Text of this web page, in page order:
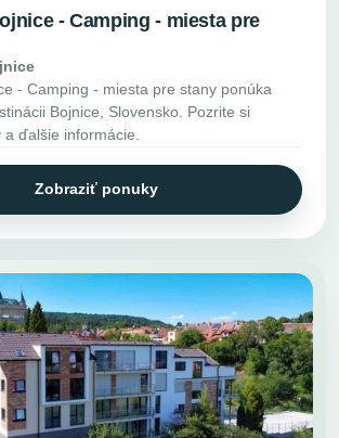
- Camping - miesta pre
- Camping - miesta pre stany ponúka
Bojnice, Slovensko. Pozrite si
ďalšie informácie.
Zobraziť ponuky